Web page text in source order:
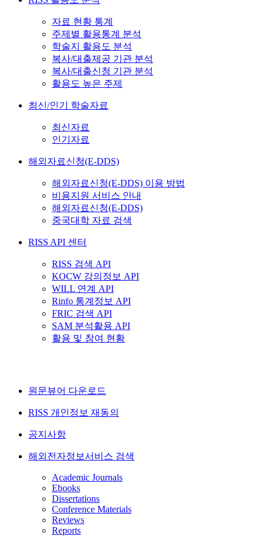
자료 현황 통계
주제별 활용통계 분석
학술지 활용도 분석
복사/대출제공 기관 분석
복사/대출신청 기관 분석
활용도 높은 주제
최신/인기 학술자료
최신자료
인기자료
해외자료신청(E-DDS)
해외자료신청(E-DDS) 이용 방법
비용지원 서비스 안내
해외자료신청(E-DDS)
중국대학 자료 검색
RISS API 센터
RISS 검색 API
KOCW 강의정보 API
WILL 연계 API
Rinfo 통계정보 API
FRIC 검색 API
SAM 분석활용 API
활용 및 참여 현황
원문뷰어 다운로드
RISS 개인정보 재동의
공지사항
해외전자정보서비스 검색
Academic Journals
Ebooks
Dissertations
Conference Materials
Reviews
Reports